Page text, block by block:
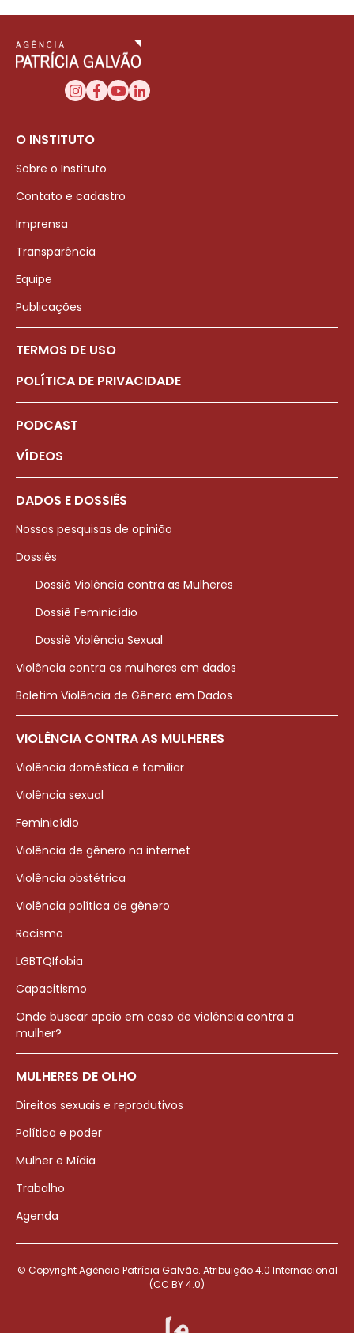
O INSTITUTO
Sobre o Instituto
Contato e cadastro
Imprensa
Transparência
Equipe
Publicações
TERMOS DE USO
POLÍTICA DE PRIVACIDADE
PODCAST
VÍDEOS
DADOS E DOSSIÊS
Nossas pesquisas de opinião
Dossiês
Dossiê Violência contra as Mulheres
Dossiê Feminicídio
Dossiê Violência Sexual
Violência contra as mulheres em dados
Boletim Violência de Gênero em Dados
VIOLÊNCIA CONTRA AS MULHERES
Violência doméstica e familiar
Violência sexual
Feminicídio
Violência de gênero na internet
Violência obstétrica
Violência política de gênero
Racismo
LGBTQIfobia
Capacitismo
Onde buscar apoio em caso de violência contra a
mulher?
MULHERES DE OLHO
Direitos sexuais e reprodutivos
Política e poder
Mulher e Mídia
Trabalho
Agenda
© Copyright Agência Patrícia Galvão. Atribuição 4.0 Internacional
(CC BY 4.0)